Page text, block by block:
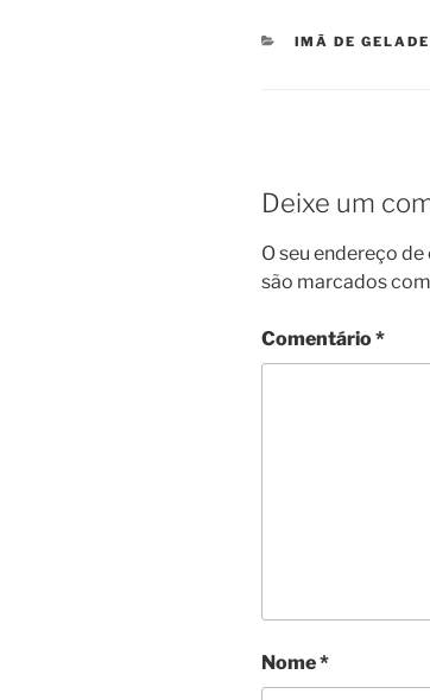
CATEGORIAS
IMÃ DE
Deixe um
O seu endereço
são marcados com
Comentário*
Nome*